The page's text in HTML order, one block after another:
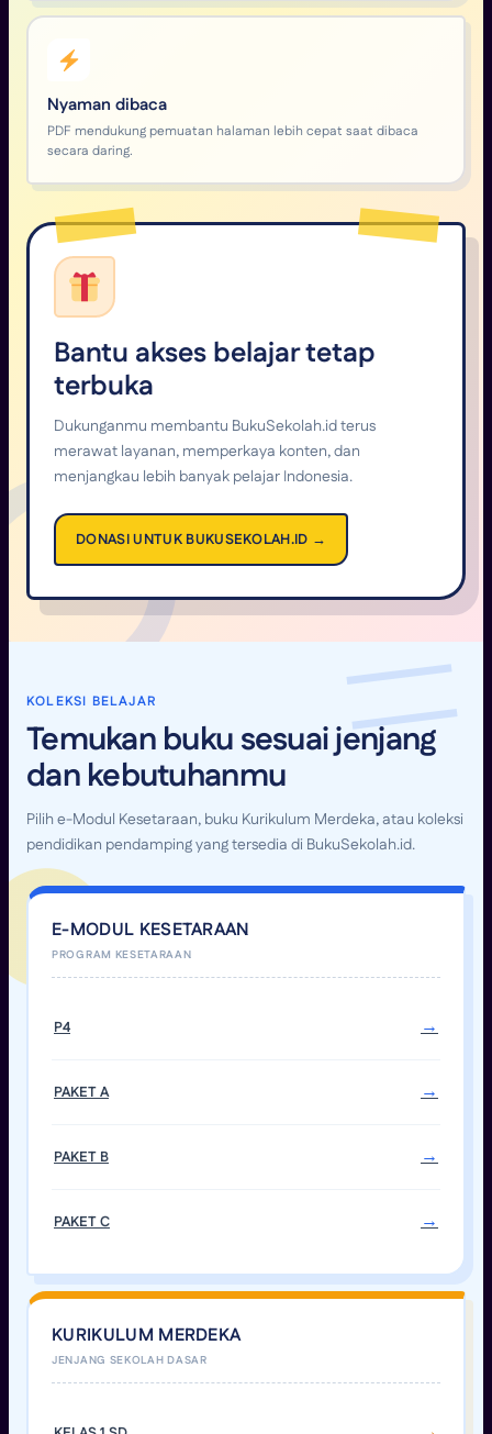
Nyaman dibaca
PDF mendukung pemuatan halaman lebih cepat saat dibaca
secara daring.
Bantu akses belajar tetap
terbuka
Dukunganmu membantu BukuSekolah.id terus
merawat layanan, memperkaya konten, dan
menjangkau lebih banyak pelajar Indonesia.
DONASI UNTUK BUKUSEKOLAH.ID →
KOLEKSI BELAJAR
Temukan buku sesuai jenjang
dan kebutuhanmu
Pilih e-Modul Kesetaraan, buku Kurikulum Merdeka, atau koleksi
pendidikan pendamping yang tersedia di BukuSekolah.id.
E-MODUL KESETARAAN
P4
PAKET A
PAKET B
PAKET C
KURIKULUM MERDEKA